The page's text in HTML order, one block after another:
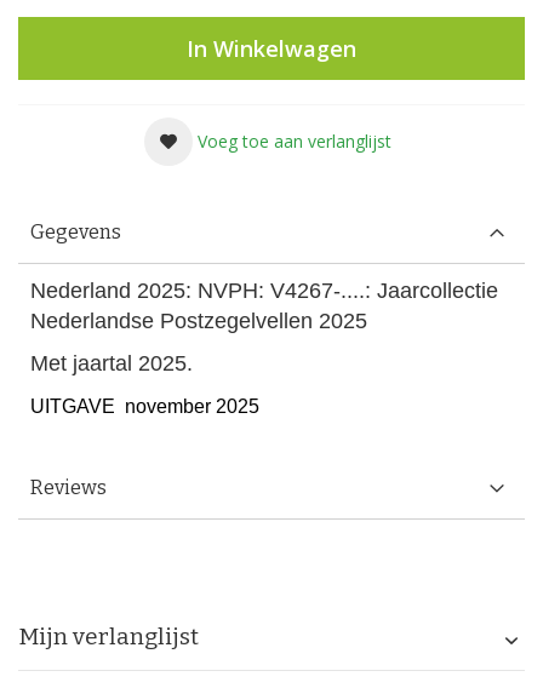
In Winkelwagen
Voeg toe aan verlanglijst
Gegevens
Nederland 2025: NVPH: V4267-....: Jaarcollectie
Nederlandse Postzegelvellen 2025
Met jaartal 2025.
UITGAVE november 2025
Reviews
Mijn verlanglijst